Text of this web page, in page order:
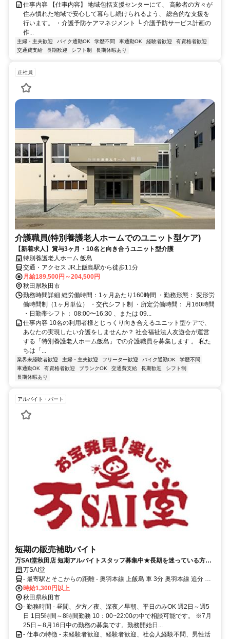
仕事内容 【仕事内容】 地域包括支援センターにて、 高齢者の方々が
住み慣れた地域で安心して暮らし続けられるよう、 総合的な支援を
行います。 ・介護予防ケアマネジメント └ 介護予防サービス計画の
作...
主婦・主夫歓迎 バイク通勤OK 学歴不問 車通勤OK 経験者歓迎
有資格者歓迎
交通費支給
長期歓迎 シフト制 長期休暇あり
正社員
介護職員(特別養護老人ホームでのユニット型ケア)
【新着求人】賞与3ヶ月・10名と向き合うユニット型介護
特別養護老人ホーム 飯島
交通・アクセス JR上飯島駅から徒歩11分
月給189,500円～204,500円
秋田県秋田市
勤務時間詳細 総労働時間：1ヶ月あたり160時間 ・勤務形態： 変形労
働時間制（1ヶ月単位） ・交代シフト制 ・所定労働時間： 月160時間
・日勤帯シフト： 08:00〜16:30 、または 09...
仕事内容 10名の利用者様とじっくり向き合えるユニット型ケアで、
あなたの実現したい介護をしませんか？ 社会福祉法人友遊会が運営
する「特別養護老人ホーム飯島」での介護職員を募集します 。 私た
ちは「...
業界未経験者歓迎 主婦・主夫歓迎 フリーター歓迎 バイク通勤OK
学歴不問
車通勤OK
有資格者歓迎 ブランクOK 交通費支給 長期歓迎
シフト制
長期休暇あり
アルバイト・パート
短期の販売補助バイト
万SAI堂秋田店 短期アルバイトスタッフ募集中★長期を迷っている方も
お試しに働いてみませんか？
万SAI堂
- 最寄駅とそこからの距離 - 奥羽本線 上飯島 車 3分 奥羽本線 追分 車
5分 奥羽本線 土崎 車 10分
時給1,300円以上
秋田県秋田市
- 勤務時間 - 昼間、夕方／夜、深夜／早朝、平日のみOK 週2日～週5
日 1日5時間～8時間勤務 10：00~22:00の中で相談可能です。 ※7月
25日～8月16日中の勤務の募集です。勤務開始日...
- 仕事の特徴 - 未経験者歓迎、経験者歓迎、社会人経験不問、男性活